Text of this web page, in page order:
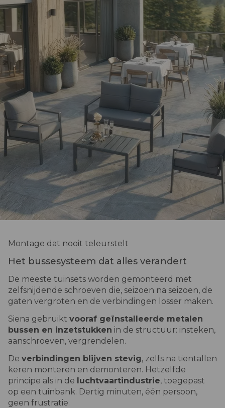
Montage dat nooit teleurstelt
Het bussesysteem dat alles verandert
De meeste tuinsets worden gemonteerd met
zelfsnijdende schroeven die, seizoen na seizoen, de
gaten vergroten en de verbindingen losser maken.
Siena gebruikt vooraf geïnstalleerde metalen
bussen en inzetstukken in de structuur: insteken,
aanschroeven, vergrendelen.
De verbindingen blijven stevig, zelfs na tientallen
keren monteren en demonteren. Hetzelfde
principe als in de luchtvaartindustrie, toegepast
op een tuinbank. Dertig minuten, één persoon,
geen frustratie.